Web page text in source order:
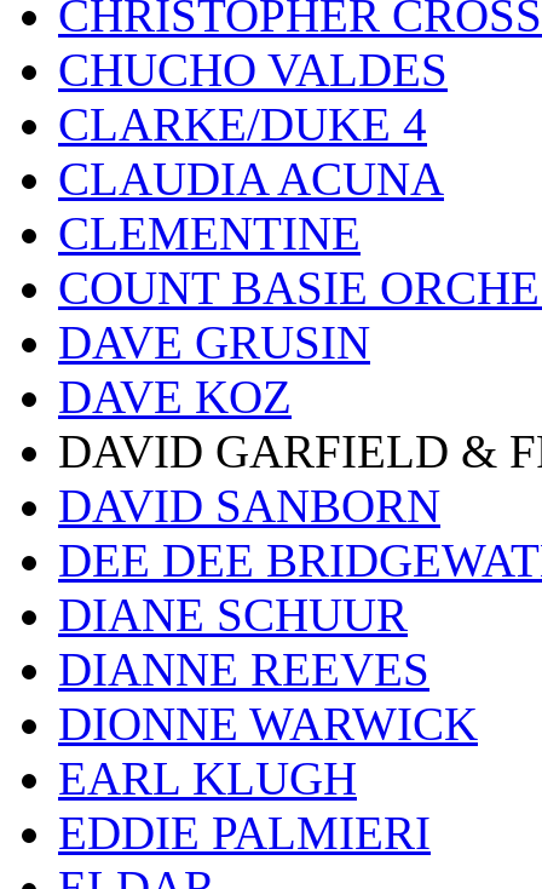
CHRISTOPHER CROSS
CHUCHO VALDES
CLARKE/DUKE 4
CLAUDIA ACUNA
CLEMENTINE
COUNT BASIE
DAVE GRUSIN
DAVE KOZ
DAVID GARFIELD &
DAVID SANBORN
DEE DEE
DIANE SCHUUR
DIANNE REEVES
DIONNE WARWICK
EARL KLUGH
EDDIE PALMIERI